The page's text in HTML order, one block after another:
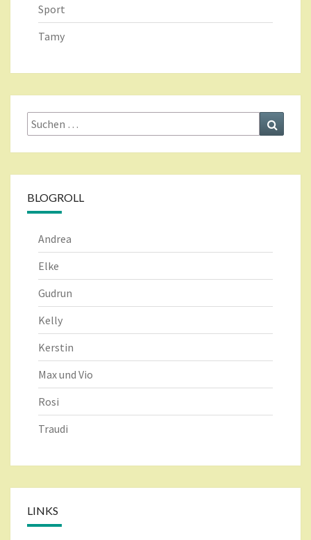
Sport
Tamy
Suche
nach:
BLOGROLL
Andrea
Elke
Gudrun
Kelly
Kerstin
Max und Vio
Rosi
Traudi
LINKS